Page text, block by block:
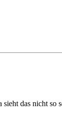
das nicht